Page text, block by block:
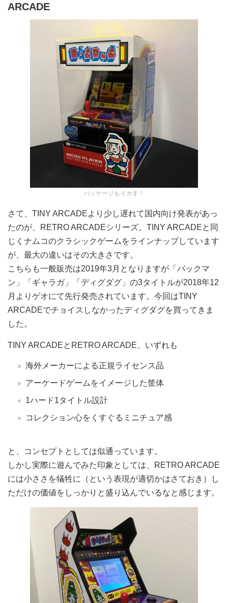
ARCADE
パッケージもイカす！
さて、TINY ARCADEより少し遅れて国内向け発表があっ
たのが、RETRO ARCADEシリーズ。TINY ARCADEと同
じくナムコのクラシックゲームをラインナップしています
が、最大の違いはその大きさです。
こちらも一般販売は2019年3月となりますが「パックマ
ン」「ギャラガ」「ディグダグ」の3タイトルが2018年12
月よりゲオにて先行発売されています。今回はTINY
ARCADEでチョイスしなかったディグダグを買ってきま
した。
TINY ARCADEとRETRO ARCADE、いずれも
海外メーカーによる正規ライセンス品
アーケードゲームをイメージした筐体
1ハード1タイトル設計
コレクション心をくすぐるミニチュア感
と、コンセプトとしては似通っています。
しかし実際に遊んでみた印象としては、RETRO ARCADE
には小ささを犠牲に（という表現が適切かはさておき）し
ただけの価値をしっかりと盛り込んでいるなと感じます。